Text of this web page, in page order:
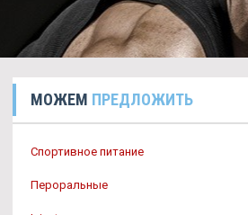
МОЖЕМ ПРЕДЛОЖИТЬ
Спортивное питание
Пероральные